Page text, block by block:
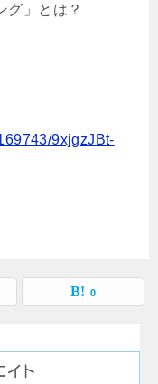
グ」とは？
9xjgzJBt-
0